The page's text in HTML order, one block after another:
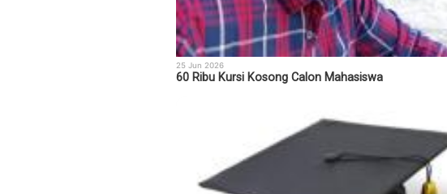
25 Jun 2026
60 Ribu Kursi Kosong Calon Mahasiswa